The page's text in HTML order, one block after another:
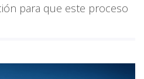
para que este proceso